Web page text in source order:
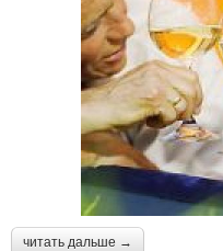
читать дальше →